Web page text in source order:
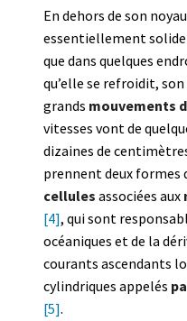
En dehors de son
essentiellement
que dans quelques
qu’elle se refroidit, son
grands mouvements
vitesses vont de
dizaines de
prennent deux formes
cellules associées aux
[4], qui sont
océaniques et de la
courants ascendants
cylindriques appelés
[5].